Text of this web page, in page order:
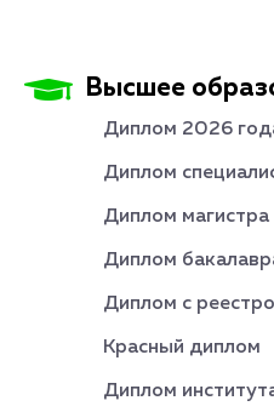
Высшее
Диплом 2026
Диплом
Диплом магистра
Диплом
Диплом с
Красный диплом
Диплом